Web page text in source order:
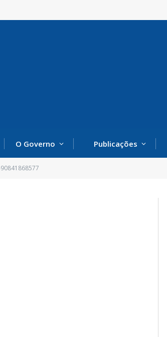
O Governo Publicações